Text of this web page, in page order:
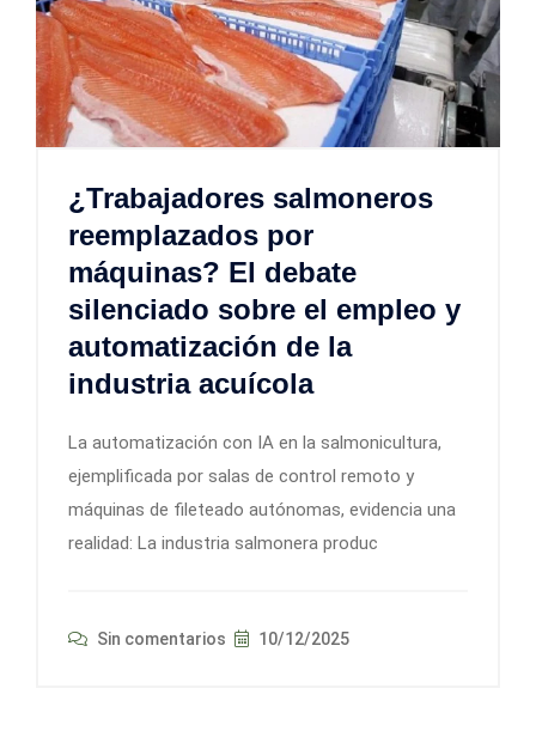
¿Trabajadores salmoneros
reemplazados por
máquinas? El debate
silenciado sobre el empleo y
automatización de la
industria acuícola
La automatización con IA en la salmonicultura,
ejemplificada por salas de control remoto y
máquinas de fileteado autónomas, evidencia una
realidad: La industria salmonera produc
Sin comentarios 10/12/2025